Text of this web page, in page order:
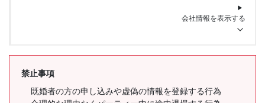
会社情報を表示する
禁止事項
既婚者の方の申し込みや虚偽の情報を登録する行為